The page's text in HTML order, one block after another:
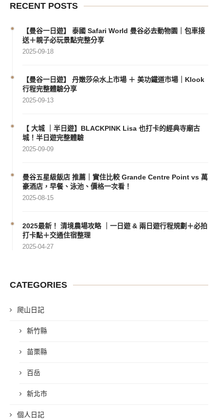
RECENT POSTS
【曼谷一日遊】 泰國 Safari World 曼谷必去動物園｜包車接
送＋親子必玩景點完整分享
2025-09-18
【曼谷一日遊】 丹嫩莎朵水上市場 ＋ 美功鐵道市場｜Klook
行程完整體驗分享
2025-09-13
【 大城 ｜半日遊】BLACKPINK Lisa 也打卡的經典寺廟古
城！半日遊完整體驗
2025-09-09
曼谷五星級飯店 推薦｜實住比較 Grande Centre Point vs 萬
豪酒店，早餐、泳池、價格一次看！
2025-08-15
2025最新！ 清境農場攻略 ｜一日遊 & 兩日遊行程規劃＋必拍
打卡點＋交通住宿整理
2025-04-27
CATEGORIES
爬山日記
新竹縣
苗栗縣
百岳
新北市
個人日記